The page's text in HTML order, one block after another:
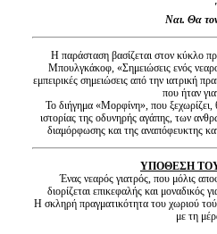
Ναι. Θα
Η παράσταση βασίζεται στον κύκλο
Μπουλγκάκοφ, «Σημειώσεις ενός
εμπειρικές σημειώσεις από την ιατρική
που ήταν
Το διήγημα «Μορφίνη», που
ιστορίας της οδυνηρής αγάπης, των
διαμόρφωσης και της αναπόφευκτης
ΥΠΟΘΕΣΗ
Ένας νεαρός γιατρός, που μόλις
διορίζεται επικεφαλής και μοναδικός
Η σκληρή πραγματικότητα του χωριού τού
με τη